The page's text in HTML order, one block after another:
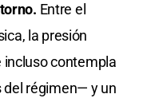
Entre el
la presión
contempla
del régimen— y un